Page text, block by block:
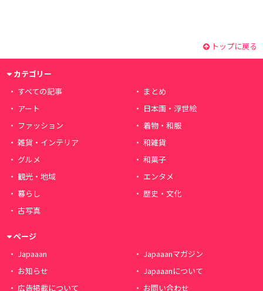
トップに戻る
カテゴリー
すべての記事
まとめ
アート
日本画・浮世絵
ファッション
着物・和服
雑貨・インテリア
和雑貨
グルメ
和菓子
観光・地域
エンタメ
暮らし
歴史・文化
古写真
ページ
Japaaan
Japaaanマガジン
お知らせ
Japaaanについて
広告掲載について
お問い合わせ